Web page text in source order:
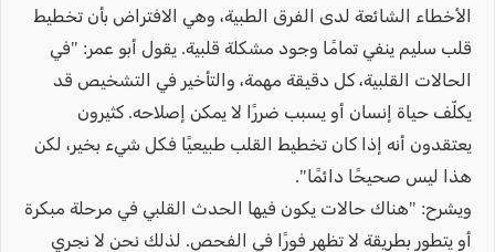
الأخطاء الشائعة لدى الفرق الطبية، وهي الافتراض بأن تخطيط
قلب سليم ينفي تمامًا وجود مشكلة قلبية. يقول أبو عمر: "في
الحالات القلبية، كل دقيقة مهمة، والتأخير في التشخيص قد
يكلّف حياة إنسان أو يسبب ضررًا لا يمكن إصلاحه. كثيرون
يعتقدون أنه إذا كان تخطيط القلب طبيعيًا فكل شيء بخير، لكن
هذا ليس صحيحًا دائمًا".
ويشرح: "هناك حالات يكون فيها الحدث القلبي في مرحلة مبكرة
أو يتطور بطريقة لا تظهر فورًا في الفحص. لذلك نحن لا نجري